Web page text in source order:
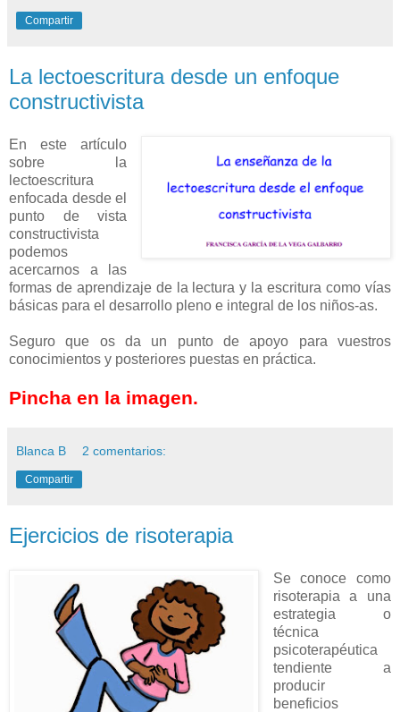
Compartir
La lectoescritura desde un enfoque
constructivista
En este artículo
sobre la
lectoescritura
enfocada desde el
punto de vista
constructivista
podemos
acercarnos a las
formas de aprendizaje de la lectura y la escritura como vías
básicas para el desarrollo pleno e integral de los niños-as.
Seguro que os da un punto de apoyo para vuestros
conocimientos y posteriores puestas en práctica.
Pincha en la imagen.
Blanca B 2 comentarios:
Compartir
Ejercicios de risoterapia
Se conoce como
risoterapia a una
estrategia o
técnica
psicoterapéutica
tendiente a
producir
beneficios